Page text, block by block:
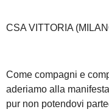
CSA VITTORIA
Come compagni e
aderiamo alla
pur non potendovi